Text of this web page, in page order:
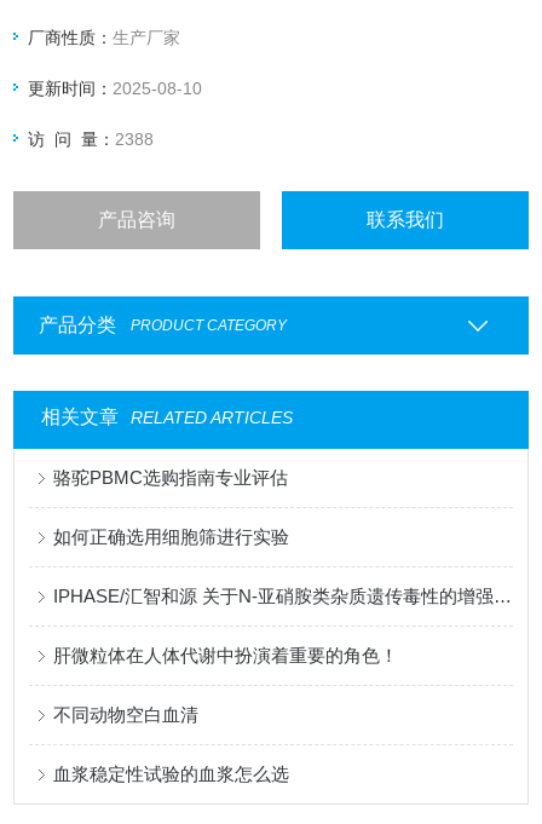
心使一定密度的细胞按相应密度梯度分布，从而将单个核细胞
从外周血中分离出来。吸取分离液液面的细胞，通过洗涤离心
厂商性质：生产厂家
更新时间： 2025-08-10
访 问 量： 2388
产品咨询 联系我们
产品分类 PRODUCT CATEGORY
相关文章 RELATED ARTICLES
骆驼PBMC选购指南专业评估
如何正确选用细胞筛进行实验
IPHASE/汇智和源 关于N-亚硝胺类杂质遗传毒性的增强Ames试验检测
肝微粒体在人体代谢中扮演着重要的角色！
不同动物空白血清
血浆稳定性试验的血浆怎么选